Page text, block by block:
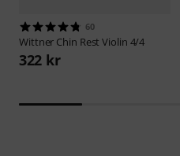
60
Wittner Chin Rest Violin 4/4
322 kr